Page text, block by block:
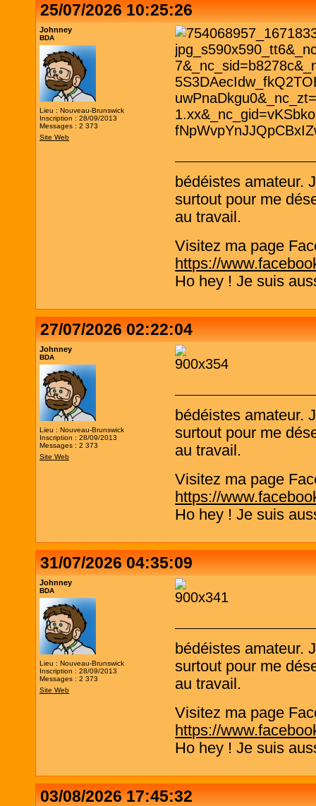
25/07/2026 10:25:26
Johnney
BDA
Lieu : Nouveau-Brunswick
Inscription : 28/09/2013
Messages : 2 373
Site Web
bédéistes amateur.
surtout pour me
au travail.
Visitez ma page
https://
Ho hey ! Je suis
27/07/2026 02:22:04
Johnney
BDA
Lieu : Nouveau-Brunswick
Inscription : 28/09/2013
Messages : 2 373
Site Web
bédéistes amateur.
surtout pour me
au travail.
Visitez ma page
https://
Ho hey ! Je suis
31/07/2026 04:35:09
Johnney
BDA
Lieu : Nouveau-Brunswick
Inscription : 28/09/2013
Messages : 2 373
Site Web
bédéistes amateur.
surtout pour me
au travail.
Visitez ma page
https://
Ho hey ! Je suis
03/08/2026 17:45:32